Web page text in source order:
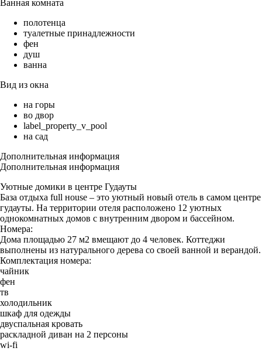
Ванная комната
полотенца
туалетные принадлежности
фен
душ
ванна
Вид из окна
на горы
во двор
label_property_v_pool
на сад
Дополнительная информация
Дополнительная информация
Уютные домики в центре Гудауты
База отдыха full ноusе – это уютный новый отель в самом центре
гудауты. На территории отеля расположено 12 уютных
однокомнатных домов с внутренним двором и бассейном.
Номера:
Дома площадью 27 м2 вмещают до 4 человек. Коттеджи
выполнены из натурального дерева со своей ванной и верандой.
Комплектация номера:
чайник
фен
тв
холодильник
шкаф для одежды
двуспальная кровать
раскладной диван на 2 персоны
wi-fi